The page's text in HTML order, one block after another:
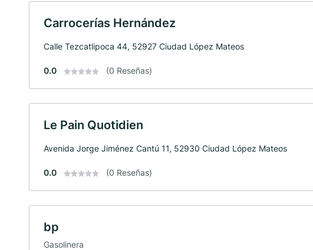
Carrocerías Hernández
Calle Tezcatlipoca 44, 52927 Ciudad López Mateos
0.0 (0 Reseñas)
Le Pain Quotidien
Avenida Jorge Jiménez Cantú 11, 52930 Ciudad López Mateos
0.0 (0 Reseñas)
bp
Gasolinera